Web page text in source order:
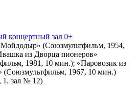
концертный зал 0+
(Союзмультфильм, 1954,
из Дворца пионеров»
1981, 10 мин.); «Паровозик из
(Союзмультфильм, 1967, 10 мин.)
1, зал № 12)